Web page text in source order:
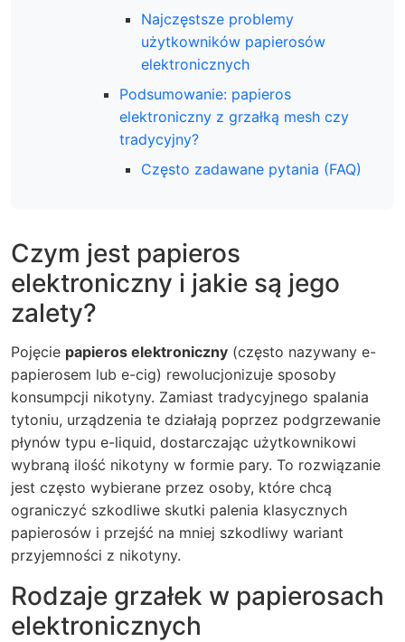
Najczęstsze problemy
użytkowników papierosów
elektronicznych
Podsumowanie: papieros
elektroniczny z grzałką mesh czy
tradycyjny?
Często zadawane pytania (FAQ)
Czym jest papieros
elektroniczny i jakie są jego
zalety?
Pojęcie papieros elektroniczny (często nazywany e-
papierosem lub e-cig) rewolucjonizuje sposoby
konsumpcji nikotyny. Zamiast tradycyjnego spalania
tytoniu, urządzenia te działają poprzez podgrzewanie
płynów typu e-liquid, dostarczając użytkownikowi
wybraną ilość nikotyny w formie pary. To rozwiązanie
jest często wybierane przez osoby, które chcą
ograniczyć szkodliwe skutki palenia klasycznych
papierosów i przejść na mniej szkodliwy wariant
przyjemności z nikotyny.
Rodzaje grzałek w papierosach
elektronicznych